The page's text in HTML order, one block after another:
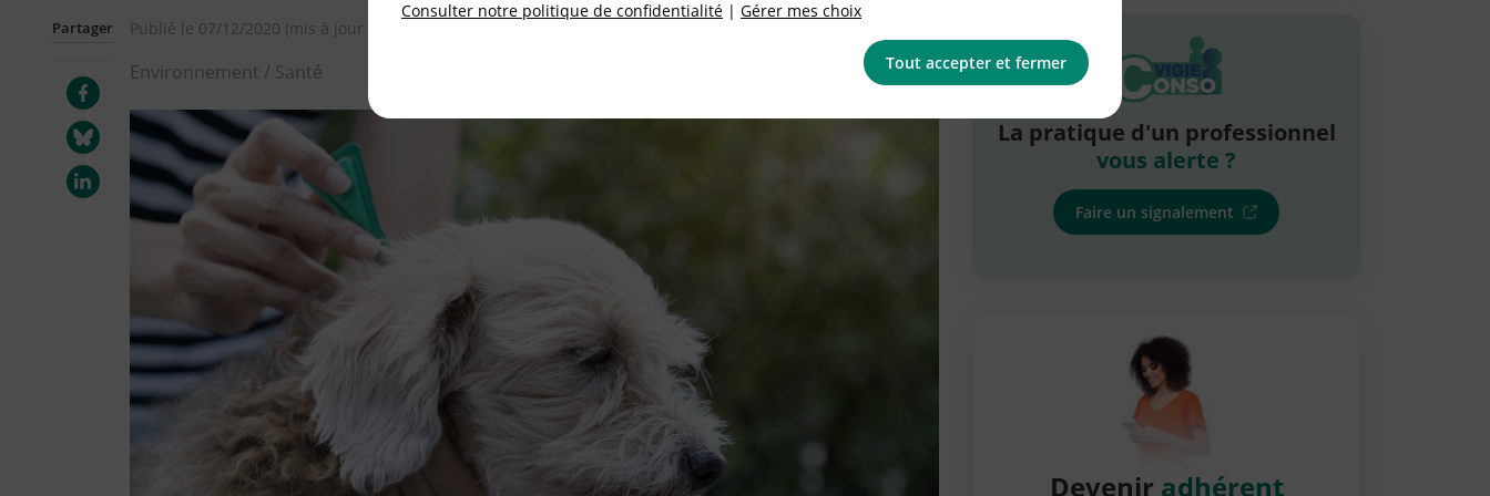
Publié le 07/12/2020 (mis à jour le
Environnement / Santé
Partager
La pratique d'un professionnel
vous alerte ?
Faire un signalement
Devenir adhérent
Consulter notre politique de confidentialité | Gérer mes choix
Tout accepter et fermer